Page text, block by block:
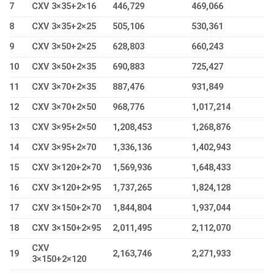
7
CXV 3×35+2×16 446,729
469,066
8
CXV 3×35+2×25 505,106
530,361
9
CXV 3×50+2×25 628,803
660,243
10
CXV 3×50+2×35 690,883
725,427
11
CXV 3×70+2×35 887,476
931,849
12
CXV 3×70+2×50 968,776
1,017,214
13
CXV 3×95+2×50 1,208,453
1,268,876
14
CXV 3×95+2×70 1,336,136
1,402,943
15
CXV 3×120+2×70 1,569,936
1,648,433
16
CXV 3×120+2×95 1,737,265
1,824,128
17
CXV 3×150+2×70 1,844,804
1,937,044
18
CXV 3×150+2×95 2,011,495 2,112,070
19
CXV
3×150+2×120
2,163,746 2,271,933